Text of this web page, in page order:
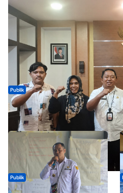
Publik
Dua Talenta Muda Ternate Wakili
Nusantara 2026
Publik